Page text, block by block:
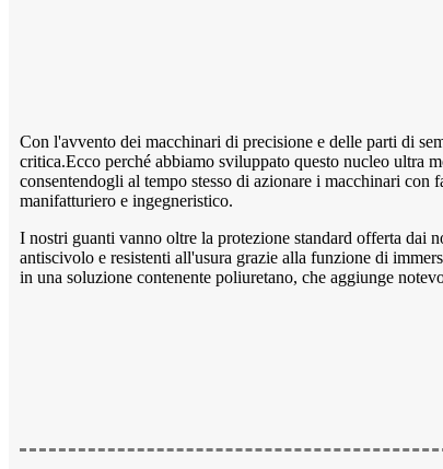
Con l'avvento dei macchinari di precisione e delle parti di
critica.Ecco perché abbiamo sviluppato questo nucleo ultra
consentendogli al tempo stesso di azionare i macchinari
manifatturiero e ingegneristico.
I nostri guanti vanno oltre la protezione standard offerta
antiscivolo e resistenti all'usura grazie alla funzione di
in una soluzione contenente poliuretano, che aggiunge